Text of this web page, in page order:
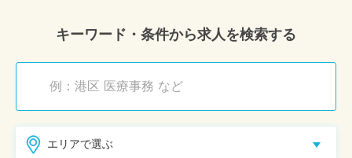
キーワード・条件から求人を検索する
エリアで選ぶ